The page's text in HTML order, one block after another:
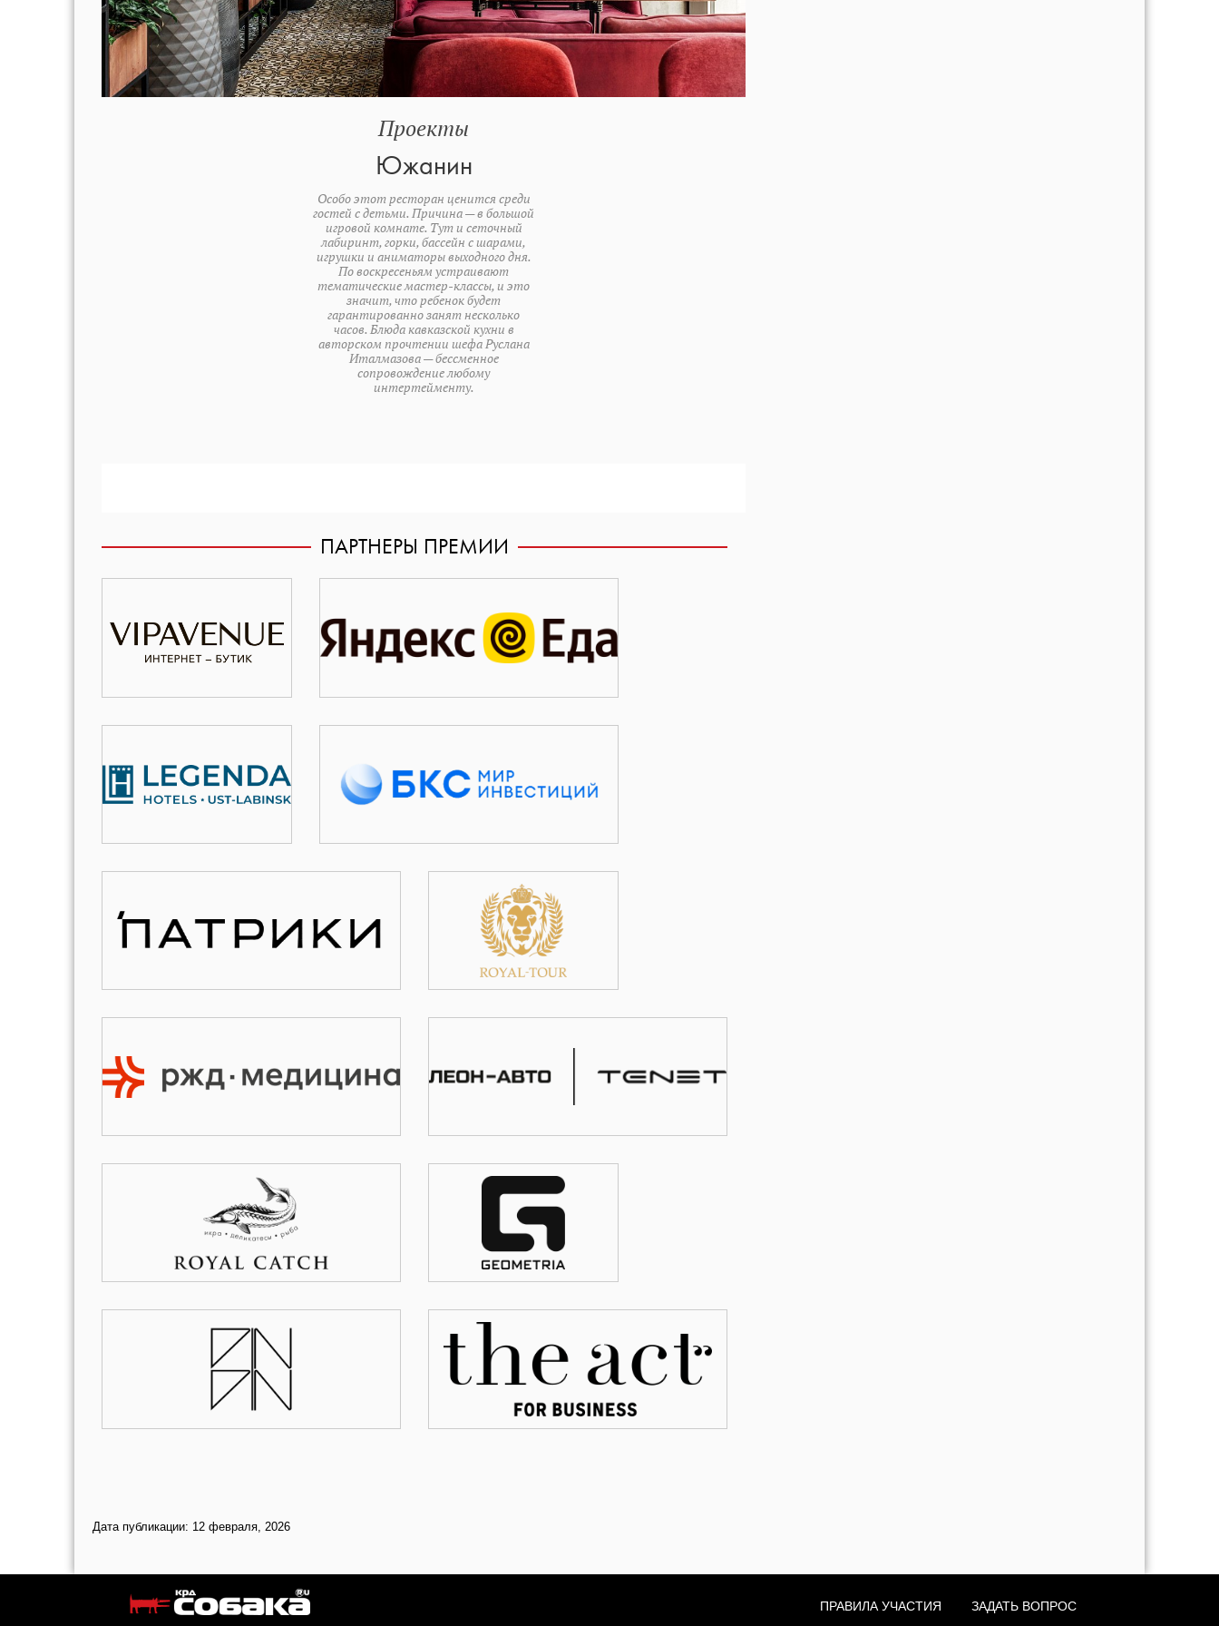
Проекты
Южанин
Особо этот ресторан ценится среди
гостей с детьми. Причина — в большой
игровой комнате. Тут и сеточный
лабиринт, горки, бассейн с шарами,
игрушки и аниматоры выходного дня.
По воскресеньям устраивают
тематические мастер-классы, и это
значит, что ребенок будет
гарантированно занят несколько
часов. Блюда кавказской кухни в
авторском прочтении шефа Руслана
Италмазова — бессменное
сопровождение любому
интертейменту.
ПАРТНЕРЫ ПРЕМИИ
Дата публикации: 12 февраля, 2026
ПРАВИЛА УЧАСТИЯ ЗАДАТЬ ВОПРОС